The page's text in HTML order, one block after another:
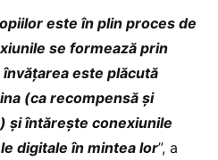
este în plin proces de
se formează prin
este plăcută
(ca recompensă și
și întărește conexiunile
digitale în mintea lor”, a